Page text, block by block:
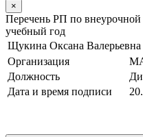
×
Перечень РП по
учебный год
Щукина Оксана Валерьевна
Организация
Должность
Дата и время подписи